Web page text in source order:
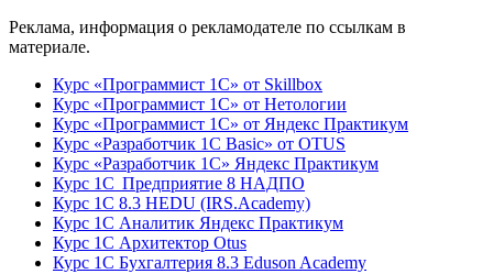
Реклама, информация о рекламодателе по ссылкам в
материале.
Курс «Программист 1С» от Skillbox
Курс «Программист 1С» от Нетологии
Курс «Программист 1С» от Яндекс Практикум
Курс «Разработчик 1С Basic» от OTUS
Курс «Разработчик 1С» Яндекс Практикум
Курс 1С Предприятие 8 НАДПО
Курс 1С 8.3 HEDU (IRS.Academy)
Курс 1С Аналитик Яндекс Практикум
Курс 1С Архитектор Otus
Курс 1С Бухгалтерия 8.3 Eduson Academy